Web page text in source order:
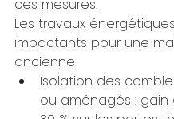
ces mesures.
Les travaux
impactants pour une
ancienne
Isolation des
ou aménagés : gain